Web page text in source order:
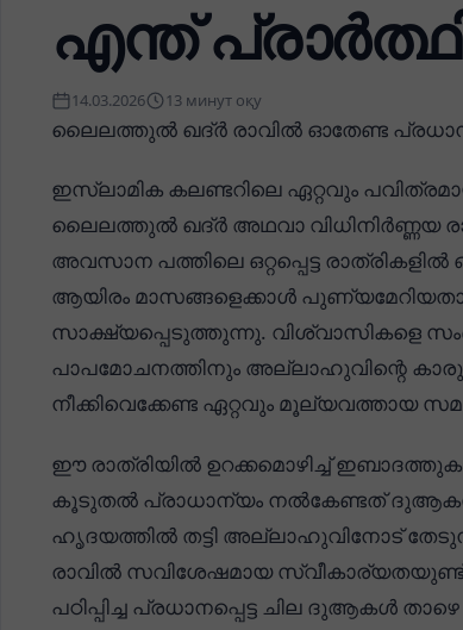
എന്ത്
14.03.2026 13 минут оқу
ലൈലത്തുൽ ഖദ്ർ രാവിൽ ഓതേണ്ട
ഇസ്‌ലാമിക കലണ്ടറിലെ ഏറ്റവും
ലൈലത്തുൽ ഖദ്ർ അഥവാ വിധിനിർണ്ണയ
അവസാന പത്തിലെ ഒറ്റപ്പെട്ട
ആയിരം മാസങ്ങളെക്കാൾ
സാക്ഷ്യപ്പെടുത്തുന്നു. വിശ്വാസികളെ
പാപമോചനത്തിനും അല്ലാഹുവിന്റെ
നീക്കിവെക്കേണ്ട ഏറ്റവും മൂല്യവത്തായ
ഈ രാത്രിയിൽ ഉറക്കമൊഴിച്ച്
കൂടുതൽ പ്രാധാന്യം നൽകേണ്ടത്
ഹൃദയത്തിൽ തട്ടി അല്ലാഹുവിനോട്
രാവിൽ സവിശേഷമായ
പഠിപ്പിച്ച പ്രധാനപ്പെട്ട ചില ദുആകൾ